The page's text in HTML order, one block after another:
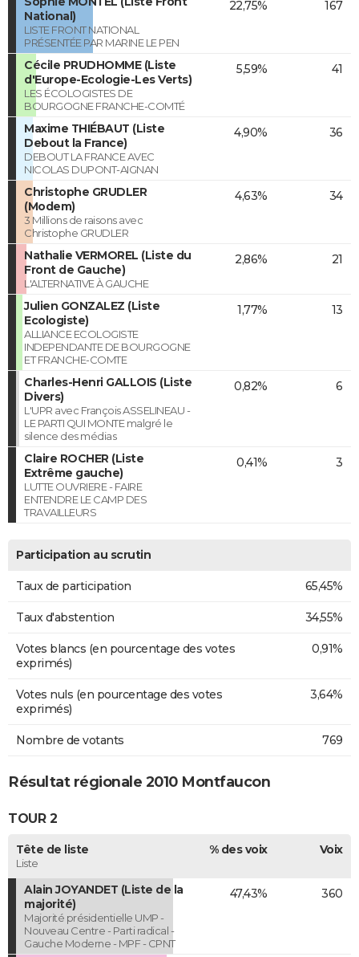
National)
LISTE FRONT NATIONAL
PRÉSENTÉE PAR MARINE LE PEN
22,75% 167
Cécile PRUDHOMME (Liste
d'Europe-Ecologie-Les Verts)
LES ÉCOLOGISTES DE
BOURGOGNE FRANCHE-COMTÉ
5,59% 41
Maxime THIÉBAUT (Liste
Debout la France)
DEBOUT LA FRANCE AVEC
NICOLAS DUPONT-AIGNAN
4,90% 36
Christophe GRUDLER
(Modem)
3 Millions de raisons avec
Christophe GRUDLER
4,63% 34
Nathalie VERMOREL (Liste du
Front de Gauche)
L'ALTERNATIVE À GAUCHE
2,86% 21
Julien GONZALEZ (Liste
Ecologiste)
ALLIANCE ECOLOGISTE
INDEPENDANTE DE BOURGOGNE
ET FRANCHE-COMTE
1,77% 13
Charles-Henri GALLOIS (Liste
Divers)
L'UPR avec François ASSELINEAU -
LE PARTI QUI MONTE malgré le
silence des médias
0,82% 6
Claire ROCHER (Liste
Extrême gauche)
LUTTE OUVRIERE - FAIRE
ENTENDRE LE CAMP DES
TRAVAILLEURS
0,41% 3
Participation au scrutin
Taux de participation 65,45%
Taux d'abstention 34,55%
Votes blancs (en pourcentage des votes
exprimés)
0,91%
Votes nuls (en pourcentage des votes
exprimés)
3,64%
Nombre de votants 769
Résultat régionale 2010 Montfaucon
TOUR 2
Tête de liste
Liste
% des voix Voix
Alain JOYANDET (Liste de la
majorité)
Majorité présidentielle UMP -
Nouveau Centre - Parti radical -
Gauche Moderne - MPF - CPNT
47,43% 360